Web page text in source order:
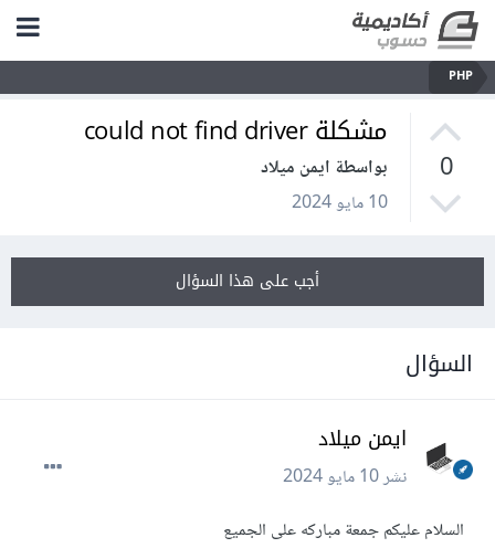
PHP
0
مشكلة could not find driver
بواسطة ايمن ميلاد
10 مايو 2024
أجب على هذا السؤال
السؤال
ايمن ميلاد
نشر10 مايو 2024
السلام عليكم جمعة مباركه على الجميع